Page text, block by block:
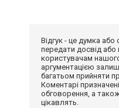
Відгук - це думка
передати досвід
користувачам
аргументацією
багатьом прийняти
Коментарі
обговорення, а
цікавлять.